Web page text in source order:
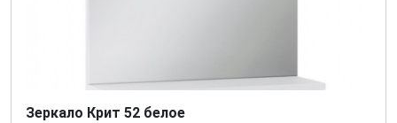
Зеркало Крит 52 белое